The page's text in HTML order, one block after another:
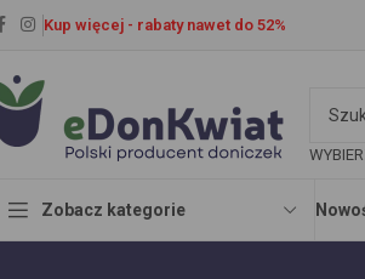
Kup więcej - rabaty nawet do 52%
Zobacz kategorie